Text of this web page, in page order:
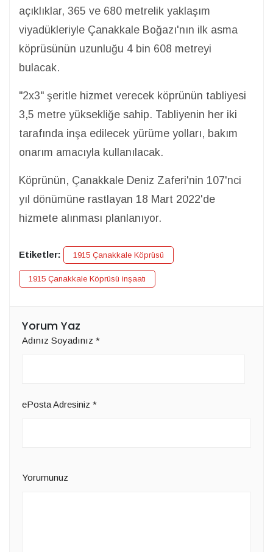
açıklıklar, 365 ve 680 metrelik yaklaşım
viyadükleriyle Çanakkale Boğazı'nın ilk asma
köprüsünün uzunluğu 4 bin 608 metreyi
bulacak.
"2x3" şeritle hizmet verecek köprünün tabliyesi
3,5 metre yüksekliğe sahip. Tabliyenin her iki
tarafında inşa edilecek yürüme yolları, bakım
onarım amacıyla kullanılacak.
Köprünün, Çanakkale Deniz Zaferi'nin 107'nci
yıl dönümüne rastlayan 18 Mart 2022'de
hizmete alınması planlanıyor.
Etiketler: 1915 Çanakkale Köprüsü
1915 Çanakkale Köprüsü inşaatı
Yorum Yaz
Adınız Soyadınız *
ePosta Adresiniz *
Yorumunuz